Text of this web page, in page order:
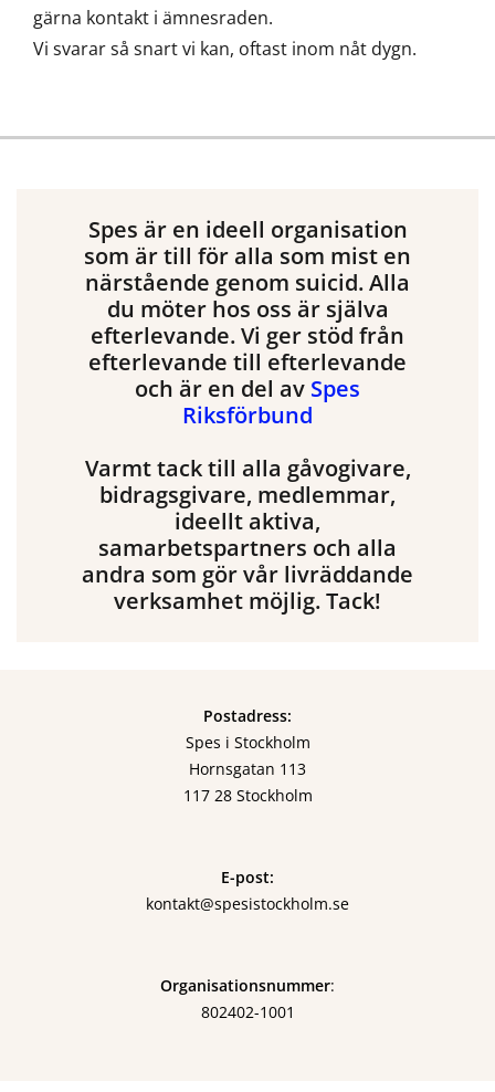
gärna kontakt i ämnesraden.
Vi svarar så snart vi kan, oftast inom nåt dygn.
Spes är en ideell organisation
som är till för alla som mist en
närstående genom suicid. Alla
du möter hos oss är själva
efterlevande. Vi ger stöd från
efterlevande till efterlevande
och är en del av Spes
Riksförbund
Varmt tack till alla gåvogivare,
bidragsgivare, medlemmar,
ideellt aktiva,
samarbetspartners och alla
andra som gör vår livräddande
verksamhet möjlig. Tack!
Postadress:
Spes i Stockholm
Hornsgatan 113
117 28 Stockholm
E-post:
kontakt@spesistockholm.se
Organisationsnummer:
802402-1001